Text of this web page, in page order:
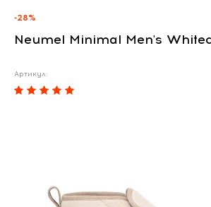
-28%
Neumel Minimal Men's
Артикул: